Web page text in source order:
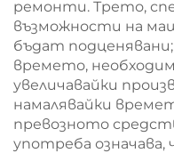
ремонти. Трето,
възможности на
бъдат
времето,
увеличавайки
намалявайки
превозното
употреба